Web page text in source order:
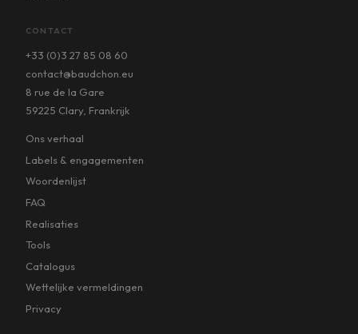
CONTACT
+33 (0)3 27 85 08 60
contact@baudchon.eu
8 rue de la Gare
59225 Clary, Frankrijk
Ons verhaal
Labels & engagementen
Woordenlijst
FAQ
Realisaties
Tools
Catalogus
Wettelijke vermeldingen
Privacy